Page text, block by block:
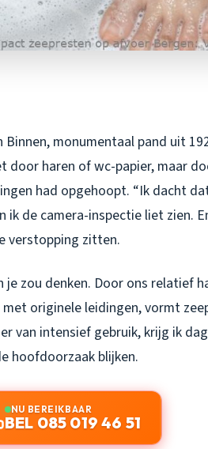
monumentaal pand uit
haren of wc-papier, maar
had opgehoopt. “Ik dacht
ik de camera-inspectie liet zien.
verstopping zitten.
je zou denken. Door ons relatief
originele leidingen, vormt
van intensief gebruik, krijg ik
hoofdoorzaak blijken.
NU BEREIKBAAR
BEL 085 019 46 51